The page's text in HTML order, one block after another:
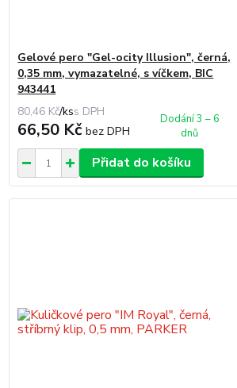
Gelové pero "Gel-ocity Illusion", černá,
0,35 mm, vymazatelné, s víčkem, BIC
943441
80,46 Kč/ks
66,50 Kčbez DPH
Dodání 3 – 6
dnů
Přidat do košíku